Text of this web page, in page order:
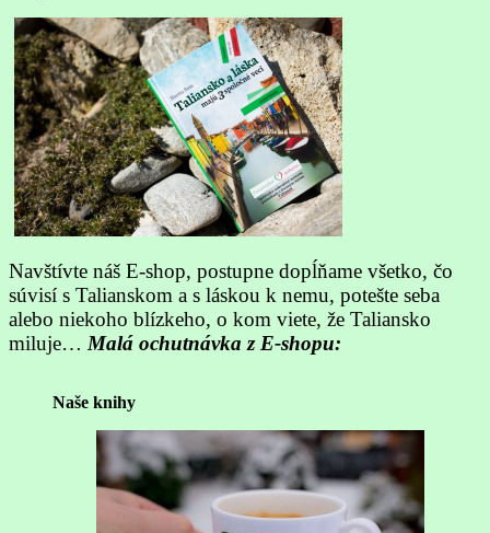
Navštívte náš E-shop, postupne dopĺňame všetko, čo
súvisí s Talianskom a s láskou k nemu, potešte seba
alebo niekoho blízkeho, o kom viete, že Taliansko
miluje… Malá ochutnávka z E-shopu:
Naše knihy